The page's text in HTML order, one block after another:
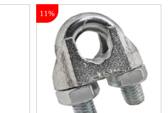
11%